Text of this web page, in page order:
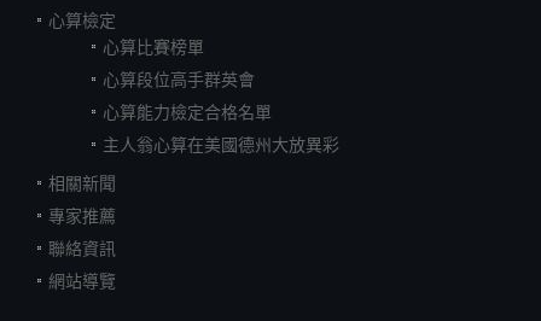
心算檢定
心算比賽榜單
心算段位高手群英會
心算能力檢定合格名單
主人翁心算在美國德州大放異彩
相關新聞
專家推薦
聯絡資訊
網站導覽